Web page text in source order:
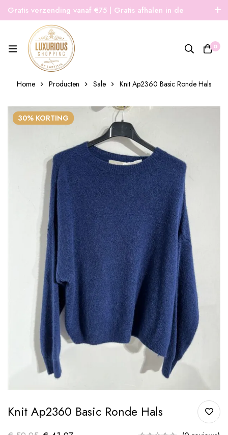
Gratis verzending vanaf €75 | Gratis afhalen in de
winkel | Snelle verzending
0
Home Producten Sale Knit Ap2360 Basic Ronde Hals
30% KORTING
Knit Ap2360 Basic Ronde Hals